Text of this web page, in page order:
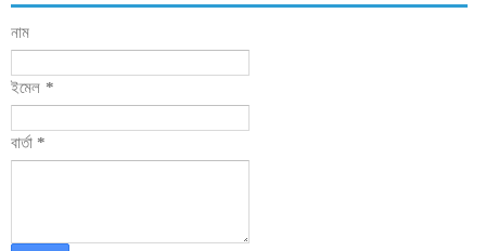
নাম
ইমেল *
বার্তা *